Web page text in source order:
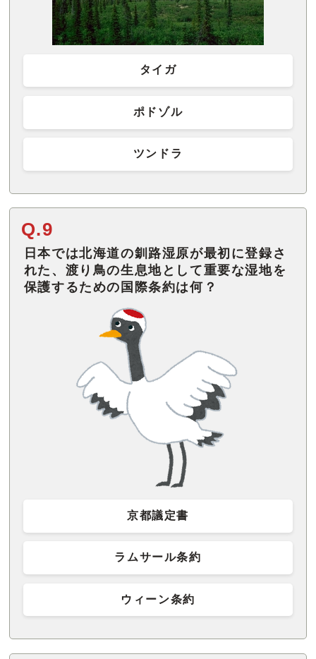
タイガ
ポドゾル
ツンドラ
Q.9
日本では北海道の釧路湿原が最初に登録さ
れた、渡り鳥の生息地として重要な湿地を
保護するための国際条約は何？
京都議定書
ラムサール条約
ウィーン条約